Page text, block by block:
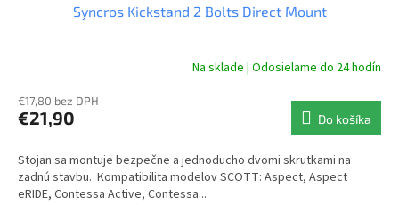
Syncros Kickstand 2 Bolts Direct Mount
Na sklade | Odosielame do 24 hodín
€17,80 bez DPH
€21,90 Do košíka
Stojan sa montuje bezpečne a jednoducho dvomi skrutkami na
zadnú stavbu. Kompatibilita modelov SCOTT: Aspect, Aspect
eRIDE, Contessa Active, Contessa...